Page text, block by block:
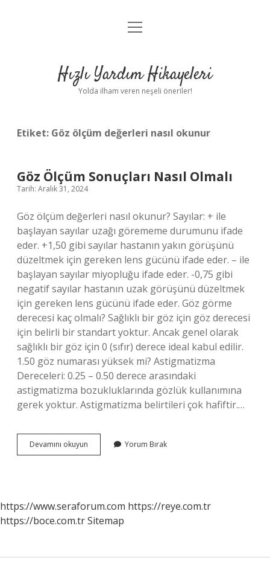
Anasayfa
Yasal Uyarı
menüyü
Hızlı Yardım Hikayeleri
Yolda ilham veren neşeli öneriler!
Etiket: Göz ölçüm değerleri nasıl okunur
Göz Ölçüm Sonuçları Nasıl Olmalı
Tarih: Aralık 31, 2024
Göz ölçüm değerleri nasıl okunur? Sayılar: + ile
başlayan sayılar uzağı görememe durumunu ifade
eder. +1,50 gibi sayılar hastanın yakın görüşünü
düzeltmek için gereken lens gücünü ifade eder. – ile
başlayan sayılar miyopluğu ifade eder. -0,75 gibi
negatif sayılar hastanın uzak görüşünü düzeltmek
için gereken lens gücünü ifade eder. Göz görme
derecesi kaç olmalı? Sağlıklı bir göz için göz derecesi
için belirli bir standart yoktur. Ancak genel olarak
sağlıklı bir göz için 0 (sıfır) derece ideal kabul edilir.
1.50 göz numarası yüksek mi? Astigmatizma
Dereceleri: 0.25 – 0.50 derece arasındaki
astigmatizma bozukluklarında gözlük kullanımına
gerek yoktur. Astigmatizma belirtileri çok hafiftir.…
Devamını okuyun
Ölçüm
Yorum Bırak
https://www.seraforum.com https://reye.com.tr
https://boce.com.trSitemap